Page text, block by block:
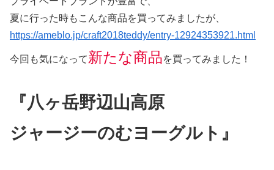
夏に行った時もこんな商品を買ってみましたが、
https://ameblo.jp/craft2018teddy/entry-12924353921.html
今回も気になって新たな商品を買ってみました！
『八ヶ岳野辺山高原
ジャージーのむヨーグルト』